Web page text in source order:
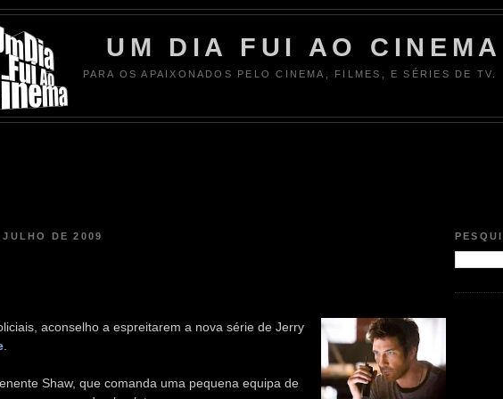
UM DIA FUI AO CINEMA
PARA OS APAIXONADOS PELO CINEMA, FILMES, E SÉRIES DE TV.
DE 2009
aconselho a espreitarem a nova série de Jerry
Shaw, que comanda uma pequena equipa de